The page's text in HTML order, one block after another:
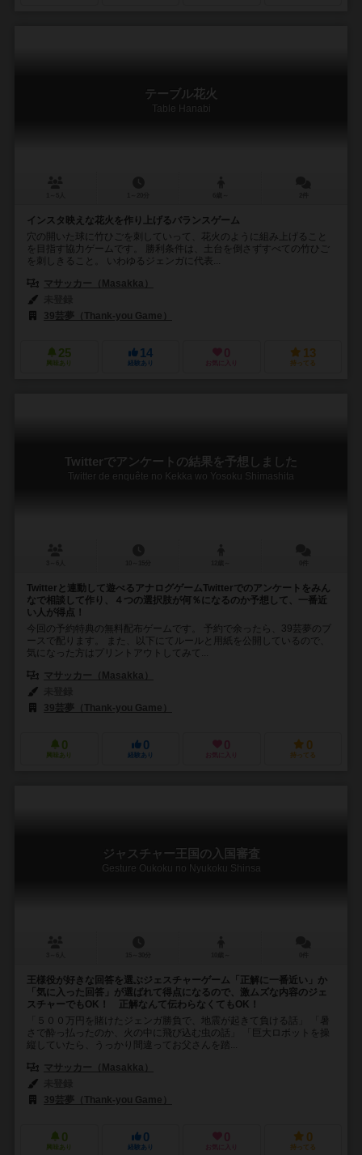
テーブル花火
Table Hanabi
インスタ映えな花火を作り上げるバランスゲーム
穴の開いた球に竹ひごを刺していって、花火のように組み上げること
を目指す協力ゲームです。 勝利条件は、土台を倒さずすべての竹ひご
を刺しきること。 いわゆるジェンガに代表...
マサッカー（Masakka）
39芸夢（Thank-you Game）
25
興味あり
14
経験あり
0
お気に入り
13
持ってる
Twitterでアンケートの結果を予想しました
Twitter de enquête no Kekka wo Yosoku Shimashita
Twitterと連動して遊べるアナログゲームTwitterでのアンケートをみん
なで相談して作り、４つの選択肢が何％になるのか予想して、一番近
い人が得点！
今回の予約特典の無料配布ゲームです。 予約で余ったら、39芸夢のブ
ースで配ります。 また、以下にてルールと用紙を公開しているので、
気になった方はプリントアウトしてみて...
マサッカー（Masakka）
39芸夢（Thank-you Game）
0
興味あり
0
経験あり
0
お気に入り
0
持ってる
ジャスチャー王国の入国審査
Gesture Oukoku no Nyukoku Shinsa
王様役が好きな回答を選ぶジェスチャーゲーム「正解に一番近い」か
「気に入った回答」が選ばれて得点になるので、激ムズな内容のジェ
スチャーでもOK！ 正解なんて伝わらなくてもOK！
「５００万円を賭けたジェンガ勝負で、地震が起きて負ける話」 「暑
さで酔っ払ったのか、火の中に飛び込む虫の話」 「巨大ロボットを操
縦していたら、うっかり間違ってお父さんを踏...
マサッカー（Masakka）
39芸夢（Thank-you Game）
0
興味あり
0
経験あり
0
お気に入り
0
持ってる